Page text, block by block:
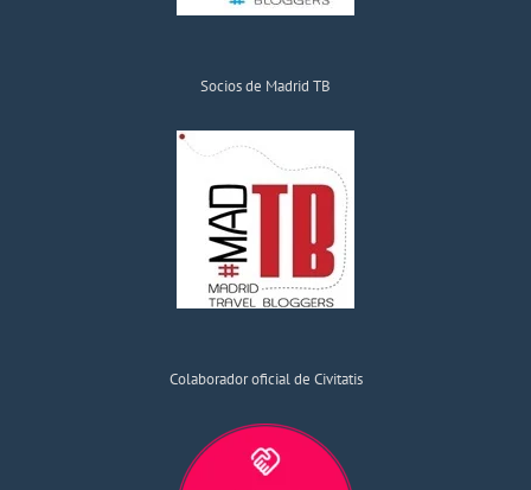
Socios de Madrid TB
Colaborador oficial de Civitatis